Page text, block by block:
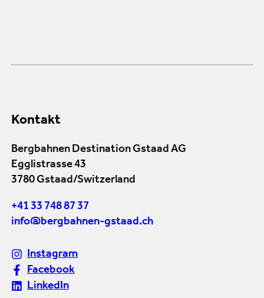
Kontakt
Bergbahnen Destination Gstaad AG
Egglistrasse 43
3780 Gstaad/Switzerland
+41 33 748 87 37
info@bergbahnen-gstaad.ch
Instagram
Facebook
LinkedIn